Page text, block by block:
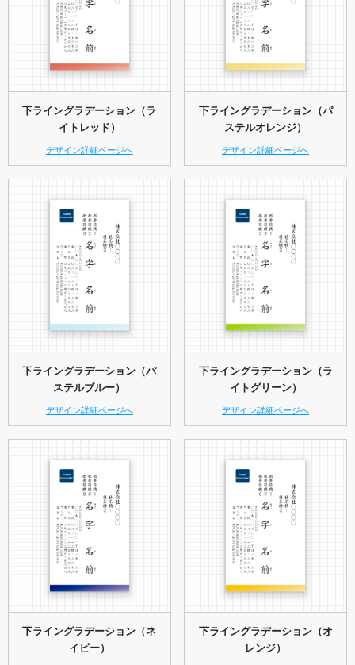
下ライングラデーション（ラ
イトレッド）
デザイン詳細ページへ
下ライングラデーション（パ
ステルオレンジ）
デザイン詳細ページへ
下ライングラデーション（パ
ステルブルー）
デザイン詳細ページへ
下ライングラデーション（ラ
イトグリーン）
デザイン詳細ページへ
下ライングラデーション（ネ
イビー）
下ライングラデーション（オ
レンジ）